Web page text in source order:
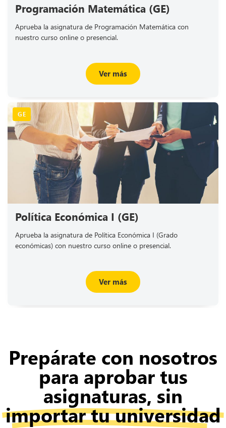
Programación Matemática (GE)
Aprueba la asignatura de Programación Matemática con
nuestro curso online o presencial.
Ver más
GE
Política Económica I (GE)
Aprueba la asignatura de Política Económica I (Grado
económicas) con nuestro curso online o presencial.
Ver más
Prepárate con nosotros
para aprobar tus
asignaturas, sin
importar tu universidad